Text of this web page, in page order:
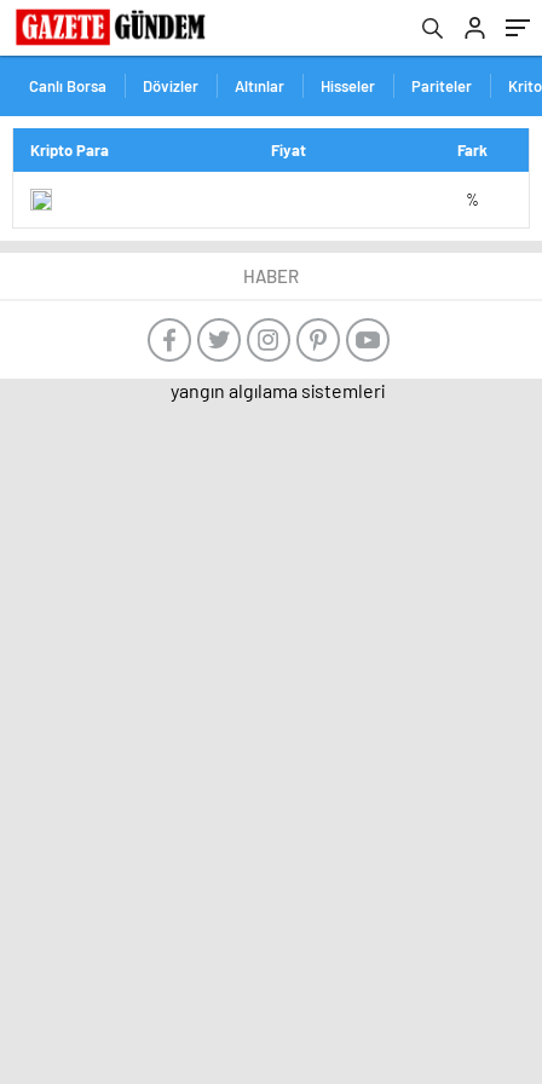
Canlı Borsa Dövizler Altınlar Hisseler Pariteler
Kripto Para Fiyat Fark
%
HABER
yangın algılama sistemleri